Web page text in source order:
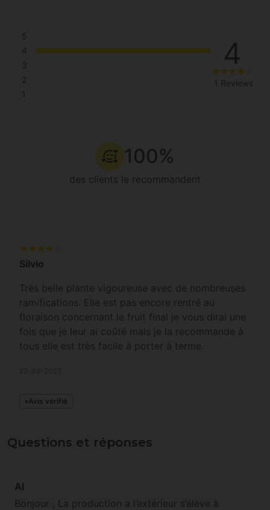
5
4
3
2
1
4
1 Reviews
100%
des clients le recommandent
Silvio
Très belle plante vigoureuse avec de nombreuses
ramifications. Elle est pas encore rentré au
floraison concernant le fruit final je vous dirai une
fois que je leur ai coûté mais je la recommande à
tous elle est très facile à porter à terme.
Avis vérifié
Questions et réponses
Al
Bonjour , La production a l’extérieur s’élève à